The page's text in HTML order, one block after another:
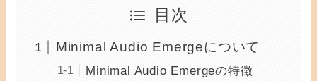
目次
Minimal Audio Emergeについて
Minimal Audio Emergeの特徴